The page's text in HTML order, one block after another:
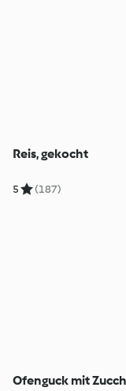
Reis, gekocht
5 (187)
Ofenguck mit